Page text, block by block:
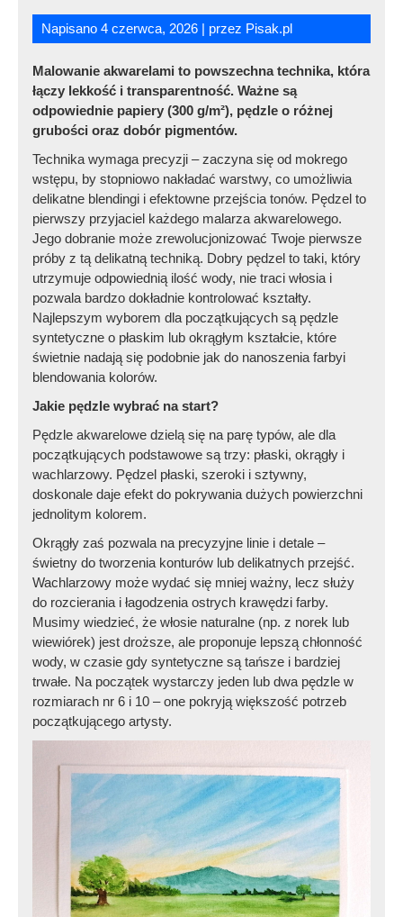
Napisano4 czerwca, 2026 | przez
Malowanie akwarelami to powszechna technika, która
łączy lekkość i transparentność. Ważne są
odpowiednie papiery (300 g/m²), pędzle o różnej
grubości oraz dobór pigmentów.
Technika wymaga precyzji – zaczyna się od mokrego
wstępu, by stopniowo nakładać warstwy, co umożliwia
delikatne blendingi i efektowne przejścia tonów. Pędzel to
pierwszy przyjaciel każdego malarza akwarelowego.
Jego dobranie może zrewolucjonizować Twoje pierwsze
próby z tą delikatną techniką. Dobry pędzel to taki, który
utrzymuje odpowiednią ilość wody, nie traci włosia i
pozwala bardzo dokładnie kontrolować kształty.
Najlepszym wyborem dla początkujących są pędzle
syntetyczne o płaskim lub okrągłym kształcie, które
świetnie nadają się podobnie jak do nanoszenia farbyi
blendowania kolorów.
Jakie pędzle wybrać na start?
Pędzle akwarelowe dzielą się na parę typów, ale dla
początkujących podstawowe są trzy: płaski, okrągły i
wachlarzowy. Pędzel płaski, szeroki i sztywny,
doskonale daje efekt do pokrywania dużych powierzchni
jednolitym kolorem.
Okrągły zaś pozwala na precyzyjne linie i detale –
świetny do tworzenia konturów lub delikatnych przejść.
Wachlarzowy może wydać się mniej ważny, lecz służy
do rozcierania i łagodzenia ostrych krawędzi farby.
Musimy wiedzieć, że włosie naturalne (np. z norek lub
wiewiórek) jest droższe, ale proponuje lepszą chłonność
wody, w czasie gdy syntetyczne są tańsze i bardziej
trwałe. Na początek wystarczy jeden lub dwa pędzle w
rozmiarach nr 6 i 10 – one pokryją większość potrzeb
początkującego artysty.